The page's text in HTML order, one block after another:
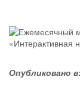
Опубликовано